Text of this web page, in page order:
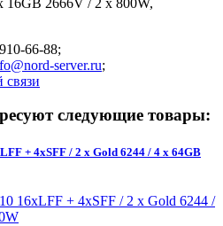
66-88;
server.ru;
связи
следующие товары:
+ 4xSFF / 2 x Gold 6244 / 4 x 64GB